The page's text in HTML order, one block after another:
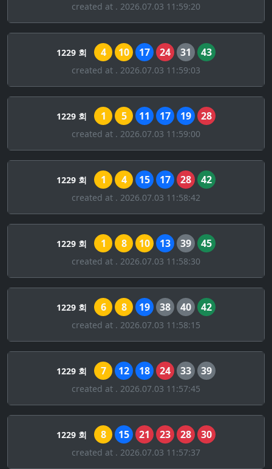
created at . 2026.07.03 11:59:20
1229 회 4 10 17 24 31 43
created at . 2026.07.03 11:59:03
1229 회 1 5 11 17 19 28
created at . 2026.07.03 11:59:00
1229 회 1 4 15 17 28 42
created at . 2026.07.03 11:58:42
1229 회 1 8 10 13 39 45
created at . 2026.07.03 11:58:30
1229 회 6 8 19 38 40 42
created at . 2026.07.03 11:58:15
1229 회 7 12 18 24 33 39
created at . 2026.07.03 11:57:45
1229 회 8 15 21 23 28 30
created at . 2026.07.03 11:57:37